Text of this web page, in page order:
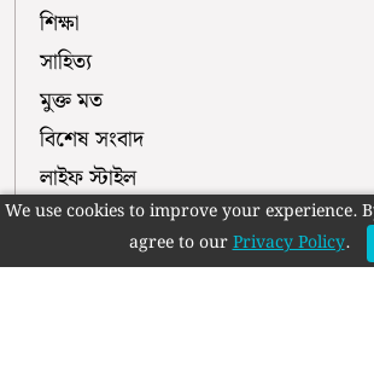
শিক্ষা
সাহিত্য
মুক্ত মত
বিশেষ সংবাদ
লাইফ স্টাইল
রাজনীতি
We use cookies to improve your experience.
agree to ourPrivacy Policy.